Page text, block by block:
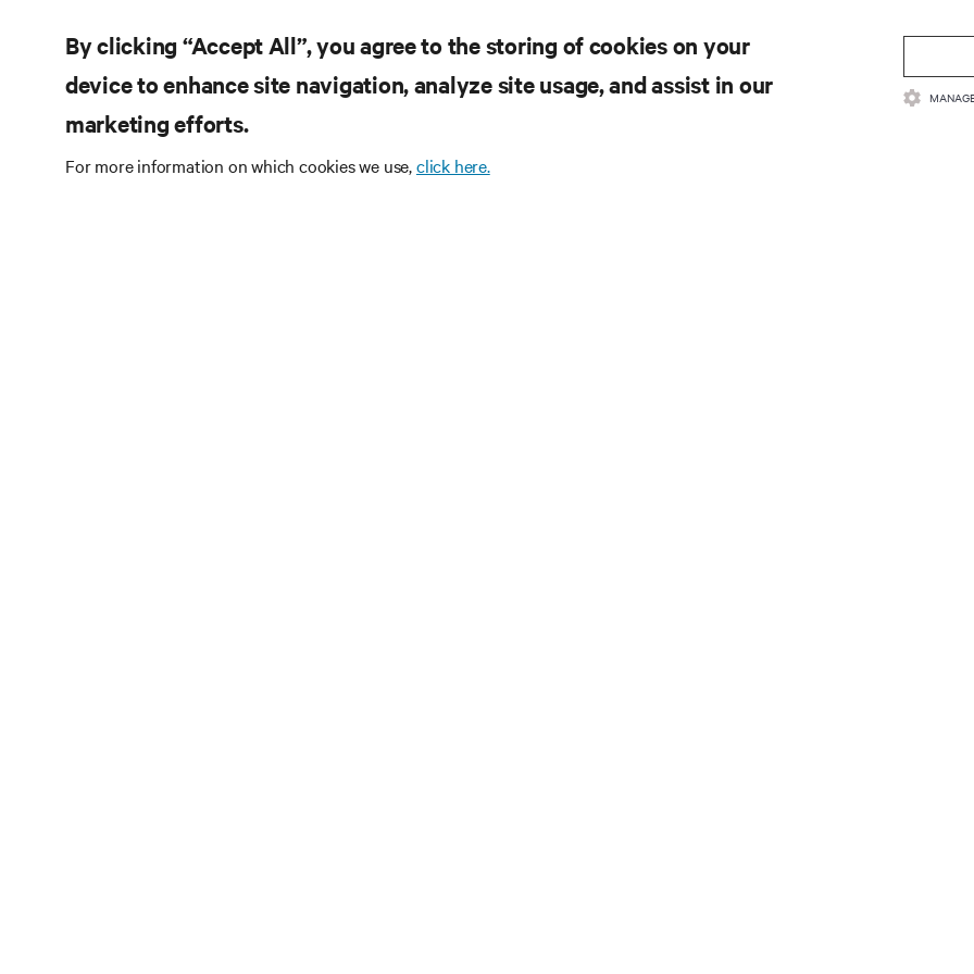
By clicking “Accept All”, you agree to the storing of cookies on your
device to enhance site navigation, analyze site usage, and assist in our
marketing efforts.
For more information on which cookies we use,click here.